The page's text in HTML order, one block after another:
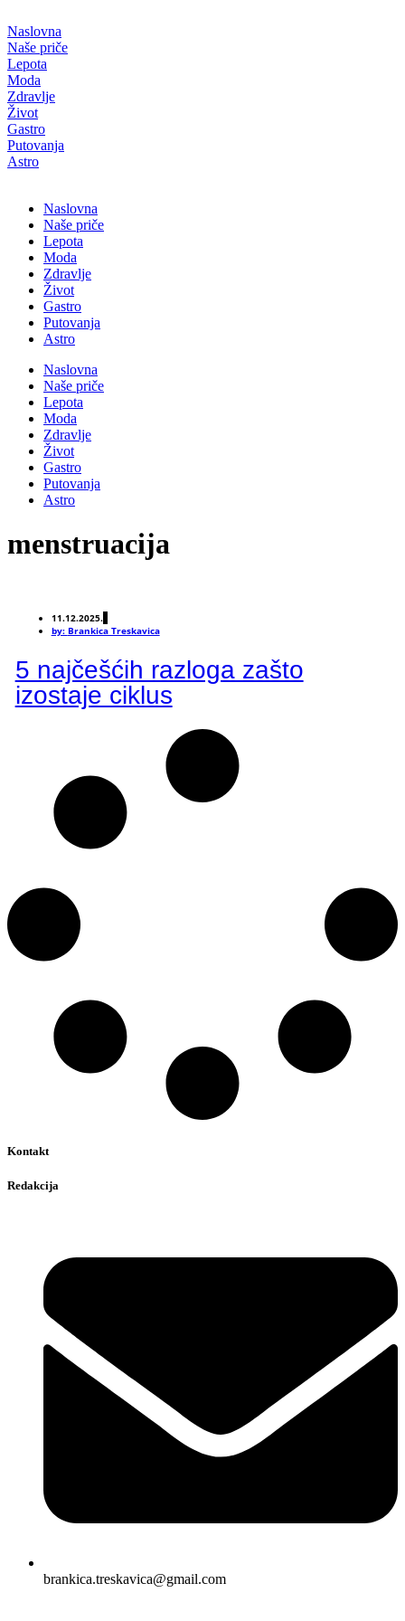
на
садржај
Naslovna
Naše priče
Lepota
Moda
Zdravlje
Život
Gastro
Putovanja
Astro
Naslovna
Naše priče
Lepota
Moda
Zdravlje
Život
Gastro
Putovanja
Astro
Naslovna
Naše priče
Lepota
Moda
Zdravlje
Život
Gastro
Putovanja
Astro
menstruacija
11.12.2025.
by: Brankica Treskavica
5 najčešćih razloga zašto
izostaje ciklus
Kontakt
Redakcija
brankica.treskavica@gmail.com